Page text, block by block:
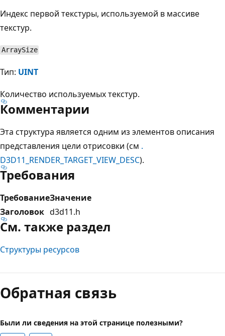
Индекс первой текстуры, используемой в массиве
текстур.
ArraySize
Тип: UINT
Количество используемых текстур.
Комментарии
Эта структура является одним из элементов описания
представления цели отрисовки (см .
D3D11_RENDER_TARGET_VIEW_DESC).
Требования
ТребованиеЗначение
Заголовок d3d11.h
См. также раздел
Структуры ресурсов
чтения
выключен
Обратная связь
Были ли сведения на этой странице полезными?